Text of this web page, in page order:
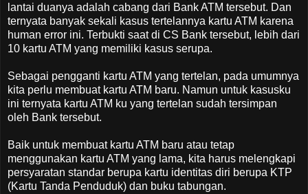
lantai duanya adalah cabang dari Bank ATM tersebut. Dan
ternyata banyak sekali kasus tertelannya kartu ATM karena
human error ini. Terbukti saat di CS Bank tersebut, lebih dari
10 kartu ATM yang memiliki kasus serupa.
Sebagai pengganti kartu ATM yang tertelan, pada umumnya
kita perlu membuat kartu ATM baru. Namun untuk kasusku
ini ternyata kartu ATM ku yang tertelan sudah tersimpan
oleh Bank tersebut.
Baik untuk membuat kartu ATM baru atau tetap
menggunakan kartu ATM yang lama, kita harus melengkapi
persyaratan standar berupa kartu identitas diri berupa KTP
(Kartu Tanda Penduduk) dan buku tabungan.